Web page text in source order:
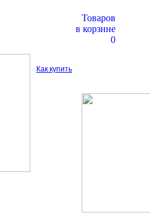
Товаров
в корзине
0
Как купить